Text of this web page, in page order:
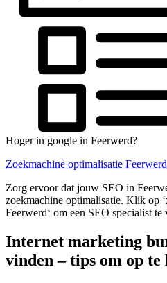
Hoger in google in Feerwerd?
Zoekmachine optimalisatie Feerwerd
Zorg ervoor dat jouw SEO in
zoekmachine optimalisatie. Klik op
Feerwerd‘ om een SEO specialist
Internet marketing
vinden – tips om op te